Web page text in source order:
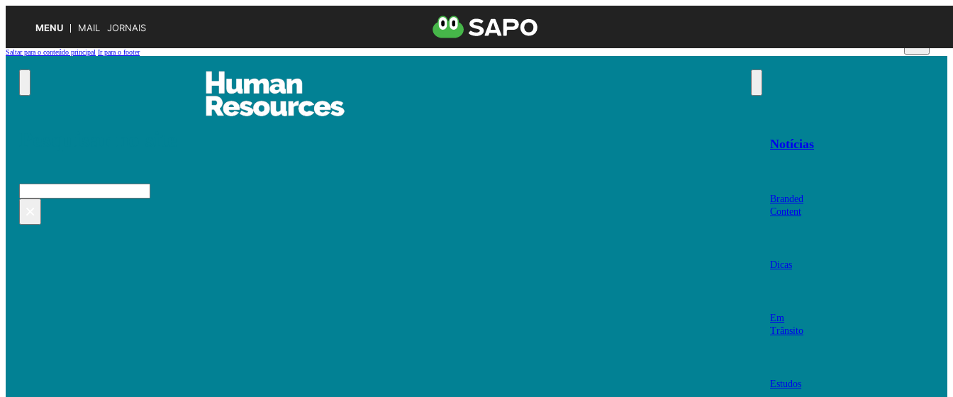
MENU MAIL JORNAIS
Saltar para o conteúdo principal Ir para o footer
Pesquisar
Notícias
Branded
Content
Dicas
Em
Trânsito
Estudos